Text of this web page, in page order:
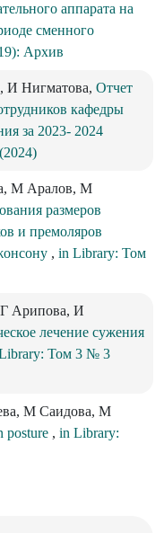
аппарата на
сменного
Архив
И Нигматова, Отчет
кафедры
за 2023- 2024
М Аралов, М
размеров
и премоляров
, in Library: Том
Арипова, И
лечение сужения
Том 3 № 3
М Саидова, М
posture , in Library: